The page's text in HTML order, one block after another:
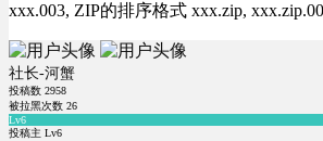
xxx.003, ZIP的排序格式 xxx.zip,
社长-河蟹
投稿数 2958
被拉黑次数 26
Lv6
投稿主 Lv6